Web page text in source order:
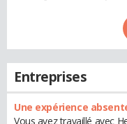
Entreprises
Une expérience
Vous avez travaillé avec